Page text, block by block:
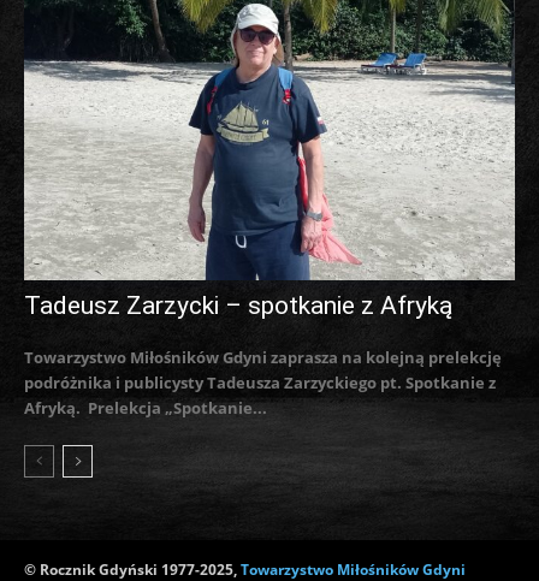
Tadeusz Zarzycki – spotkanie z Afryką
Towarzystwo Miłośników Gdyni zaprasza na kolejną prelekcję
podróżnika i publicysty Tadeusza Zarzyckiego pt. Spotkanie z
Afryką. Prelekcja „Spotkanie...
© Rocznik Gdyński 1977-2025,Towarzystwo Miłośników Gdyni